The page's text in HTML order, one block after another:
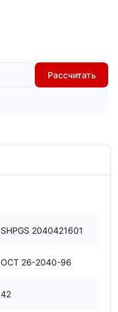
Рассчитать
SHPGS 2040421601
ОСТ 26-2040-96
42